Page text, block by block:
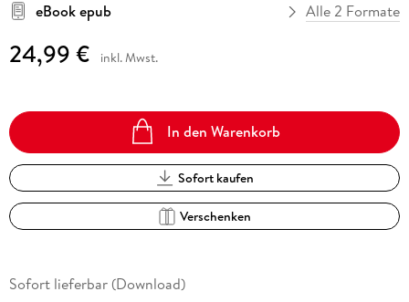
eBook epub
Alle 2 Formate
24,99 € inkl. Mwst.
In den Warenkorb
Sofort kaufen
Verschenken
Sofort lieferbar (Download)